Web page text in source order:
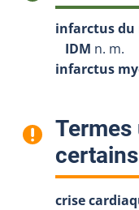
infarctus du
IDM n. m.
infarctus
crise